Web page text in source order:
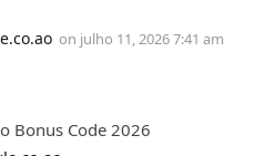
on julho 11, 2026 7:41 am
Bonus Code 2026